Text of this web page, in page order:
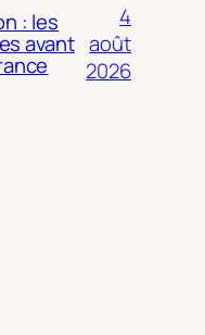
: les
avant
4
août
2026